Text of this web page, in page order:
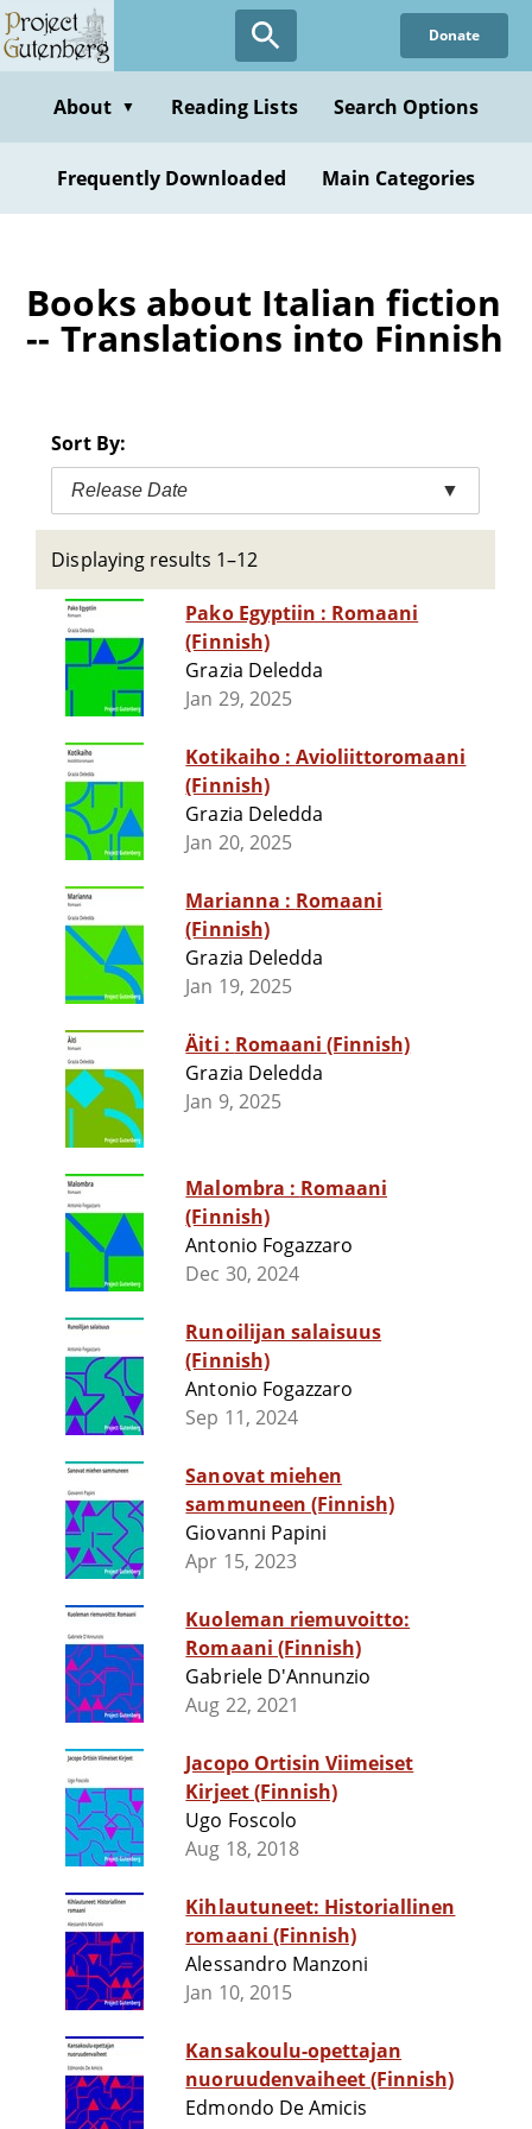
Skip
to
content
Donate
About ▼ Reading Lists Search Options
Frequently Downloaded Main Categories
Books about Italian fiction
-- Translations into Finnish
Sort By:
Release Date ▼
Displaying results 1–12
Pako Egyptiin : Romaani
(Finnish)
Grazia Deledda
Jan 29, 2025
Kotikaiho : Avioliittoromaani
(Finnish)
Grazia Deledda
Jan 20, 2025
Marianna : Romaani
(Finnish)
Grazia Deledda
Jan 19, 2025
Äiti : Romaani (Finnish)
Grazia Deledda
Jan 9, 2025
Malombra : Romaani
(Finnish)
Antonio Fogazzaro
Dec 30, 2024
Runoilijan salaisuus
(Finnish)
Antonio Fogazzaro
Sep 11, 2024
Sanovat miehen
sammuneen (Finnish)
Giovanni Papini
Apr 15, 2023
Kuoleman riemuvoitto:
Romaani (Finnish)
Gabriele D'Annunzio
Aug 22, 2021
Jacopo Ortisin Viimeiset
Kirjeet (Finnish)
Ugo Foscolo
Aug 18, 2018
Kihlautuneet: Historiallinen
romaani (Finnish)
Alessandro Manzoni
Jan 10, 2015
Kansakoulu-opettajan
nuoruudenvaiheet (Finnish)
Edmondo De Amicis